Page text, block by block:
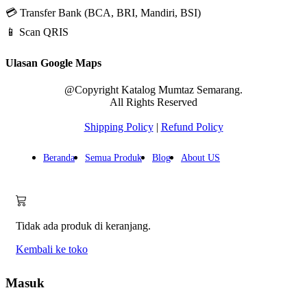
💳 Transfer Bank (BCA, BRI, Mandiri, BSI)
📱 Scan QRIS
Ulasan Google Maps
@Copyright Katalog Mumtaz Semarang.
All Rights Reserved
Shipping Policy| Refund Policy
Beranda Semua Produk Blog About US
Tidak ada produk di keranjang.
Kembali ke toko
Masuk